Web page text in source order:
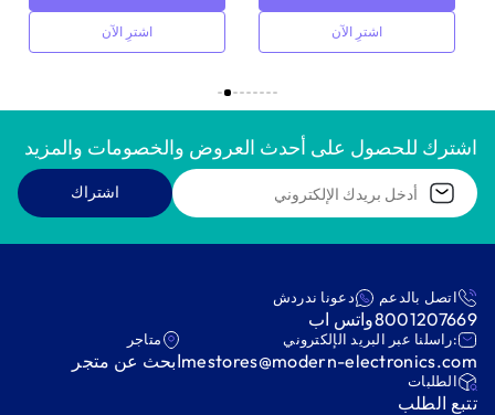
اشترِ الآن اشترِ الآن
اشترك للحصول على أحدث العروض والخصومات والمزيد
اشتراك
اتصل بالدعم
8001207669
دعونا ندردش
واتس اب
:راسلنا عبر البريد الإلكتروني
mestores@modern-electronics.com
متاجر
ابحث عن متجر
‫الطلبات‬
‫تتبع الطلب‬